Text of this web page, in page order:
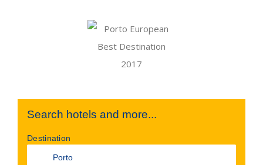
Search hotels and more...
Destination